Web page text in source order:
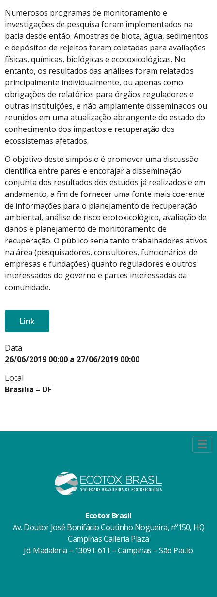
Numerosos programas de monitoramento e
investigações de pesquisa foram implementados na
bacia desde então. Amostras de biota, água, sedimentos
e depósitos de rejeitos foram coletadas para avaliações
físicas, químicas, biológicas e ecotoxicológicas. No
entanto, os resultados das análises foram relatados
principalmente individualmente, ou apenas como
obrigações de relatórios para órgãos reguladores e
outras instituições, e não amplamente disseminados ou
reunidos em uma atualização abrangente do estado do
conhecimento dos impactos e recuperação dos
ecossistemas afetados.
O objetivo deste simpósio é promover uma discussão
científica entre pares e encorajar a disseminação
conjunta dos resultados dos estudos já realizados e em
andamento, a fim de fornecer uma fonte mais coerente
de informações para o planejamento de recuperação
ambiental, análise de risco ecotoxicológico, avaliação de
danos e planejamento de monitoramento de
recuperação. O público seria tanto trabalhadores ativos
na área (pesquisadores, consultores, funcionários de
empresas e fundações) quanto reguladores e outros
interessados ​​do governo e partes interessadas da
comunidade.
Link
Data
26/06/2019 00:00 a 27/06/2019 00:00
Local
Brasília – DF
Ecotox Brasil
Av. Doutor José Bonifácio Coutinho Nogueira, nº150, HQ
Campinas Galleria Plaza
Jd. Madalena – 13091-611 – Campinas – São Paulo